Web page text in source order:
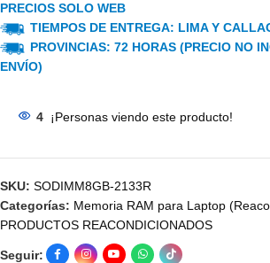
PRECIOS SOLO WEB
TIEMPOS DE ENTREGA: LIMA Y
PROVINCIAS: 72 HORAS (PRECIO NO
ENVÍO)
4 ¡Personas viendo este producto!
SKU: SODIMM8GB-2133R
Categorías: Memoria RAM para Laptop
PRODUCTOS REACONDICIONADOS
Seguir: